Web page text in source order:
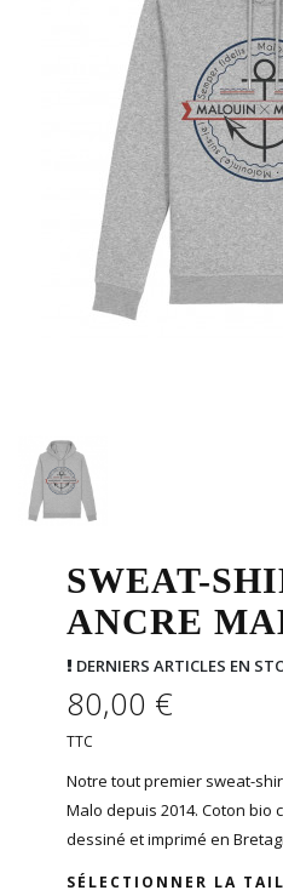
SWEAT-
ANCRE
DERNIERS ARTICLES EN
80,00 €
TTC
Notre tout premier sweat-
Malo depuis 2014. Coton bio
dessiné et imprimé en
SÉLECTIONNER LA